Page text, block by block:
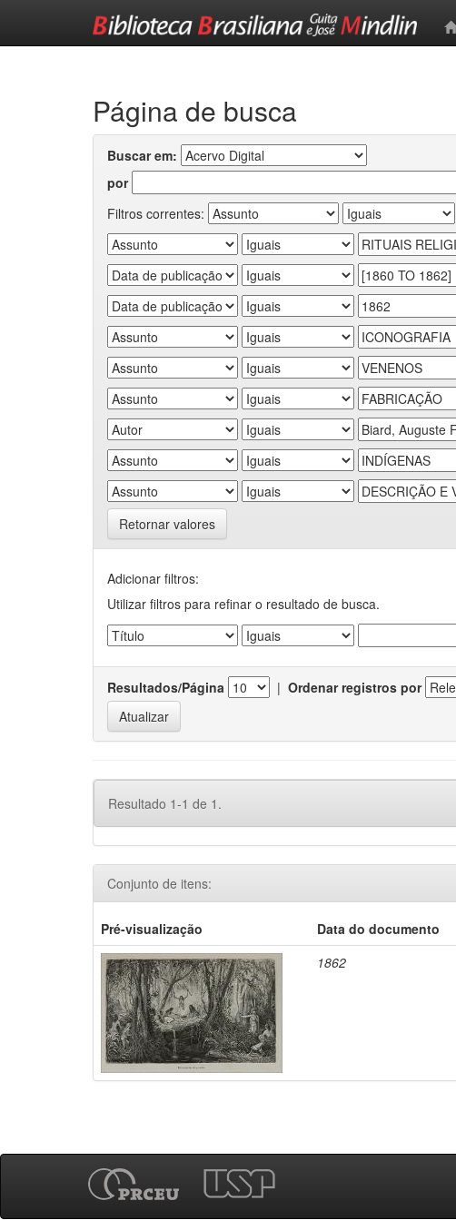
Página de busca
Buscar em:
por
Filtros correntes:
Retornar valores
Adicionar filtros:
Utilizar filtros para refinar o resultado de busca.
Resultados/Página | Ordenar registros por
Resultado 1-1 de 1.
Conjunto de itens:
Pré-visualização Data do documento
1862